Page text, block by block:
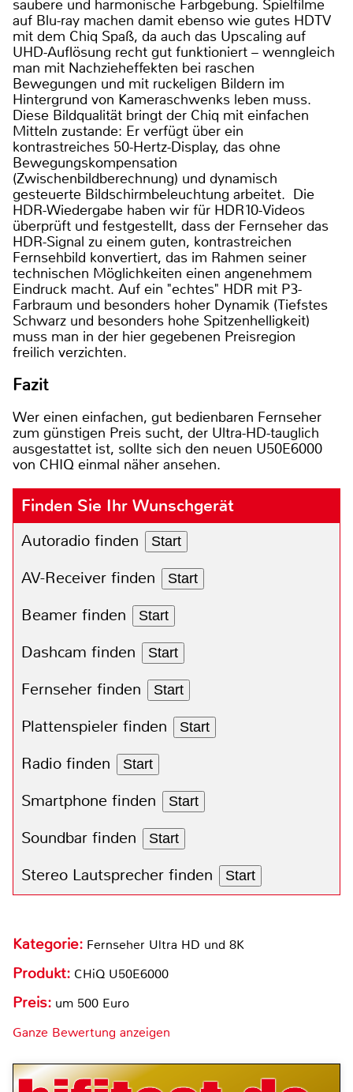
saubere und harmonische Farbgebung. Spielfilme
auf Blu-ray machen damit ebenso wie gutes HDTV
mit dem Chiq Spaß, da auch das Upscaling auf
UHD-Auflösung recht gut funktioniert – wenngleich
man mit Nachzieheffekten bei raschen
Bewegungen und mit ruckeligen Bildern im
Hintergrund von Kameraschwenks leben muss.
Diese Bildqualität bringt der Chiq mit einfachen
Mitteln zustande: Er verfügt über ein
kontrastreiches 50-Hertz-Display, das ohne
Bewegungskompensation
(Zwischenbildberechnung) und dynamisch
gesteuerte Bildschirmbeleuchtung arbeitet. Die
HDR-Wiedergabe haben wir für HDR10-Videos
überprüft und festgestellt, dass der Fernseher das
HDR-Signal zu einem guten, kontrastreichen
Fernsehbild konvertiert, das im Rahmen seiner
technischen Möglichkeiten einen angenehmem
Eindruck macht. Auf ein "echtes" HDR mit P3-
Farbraum und besonders hoher Dynamik (Tiefstes
Schwarz und besonders hohe Spitzenhelligkeit)
muss man in der hier gegebenen Preisregion
freilich verzichten.
Fazit
Wer einen einfachen, gut bedienbaren Fernseher
zum günstigen Preis sucht, der Ultra-HD-tauglich
ausgestattet ist, sollte sich den neuen U50E6000
von CHIQ einmal näher ansehen.
Finden Sie Ihr Wunschgerät
Autoradio finden Start
AV-Receiver finden Start
Beamer finden Start
Dashcam finden Start
Fernseher finden Start
Plattenspieler finden Start
Radio finden Start
Smartphone finden Start
Soundbar finden Start
Stereo Lautsprecher finden Start
Kategorie: Fernseher Ultra HD und 8K
Produkt: CHiQ U50E6000
Preis: um 500 Euro
Ganze Bewertung anzeigen